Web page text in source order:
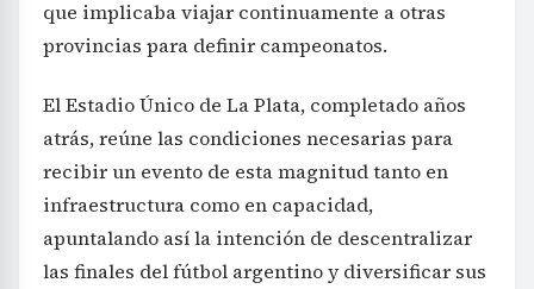
que implicaba viajar continuamente a otras
provincias para definir campeonatos.
El Estadio Único de La Plata, completado años
atrás, reúne las condiciones necesarias para
recibir un evento de esta magnitud tanto en
infraestructura como en capacidad,
apuntalando así la intención de descentralizar
las finales del fútbol argentino y diversificar sus